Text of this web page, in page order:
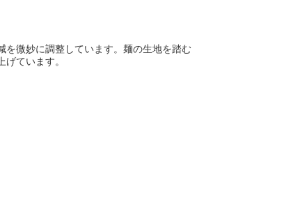
を微妙に調整しています。麺の生地を踏む
ています。